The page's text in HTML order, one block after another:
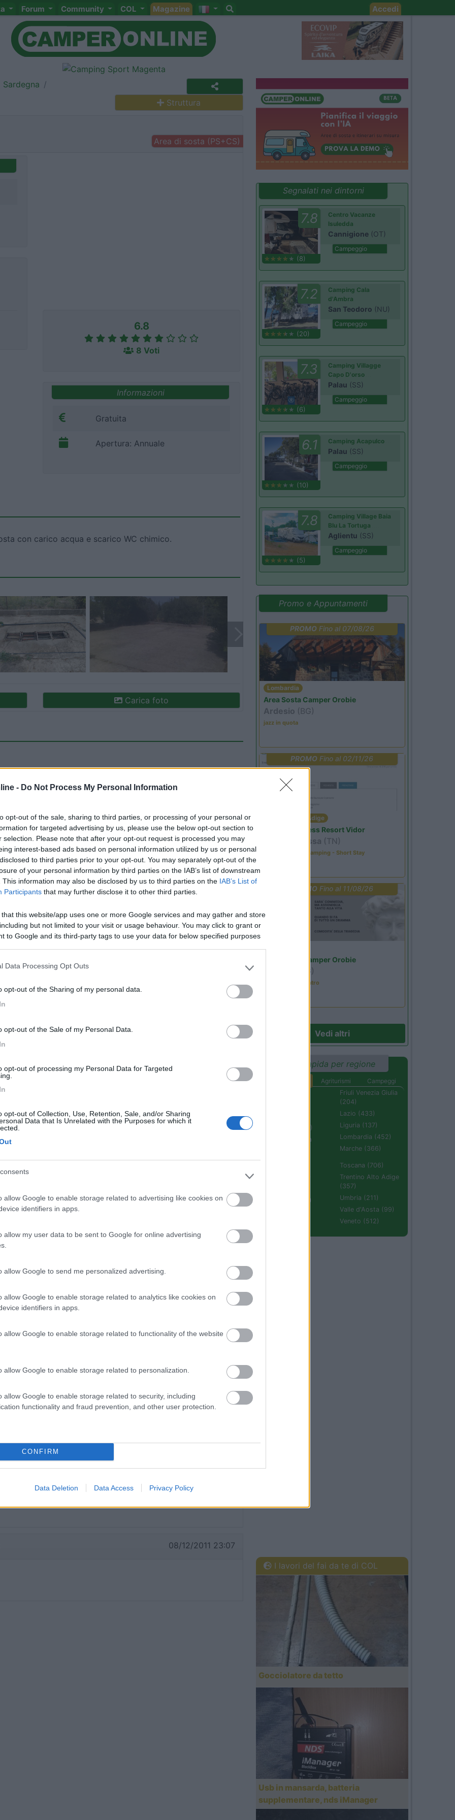
- Do Not Process My Personal Information
opt-out of the sale, sharing to third parties, or processing of your personal or
for targeted advertising by us, please use the below opt-out section to
selection. Please note that after your opt-out request is processed you may
interest-based ads based on personal information utilized by us or personal
to third parties prior to your opt-out. You may separately opt-out of the
of your personal information by third parties on the IAB’s list of downstream
This information may also be disclosed by us to third parties on the IAB’s List of
Participants that may further disclose it to other third parties.
that this website/app uses one or more Google services and may gather and store
but not limited to your visit or usage behaviour. You may click to grant or
to Google and its third-party tags to use your data for below specified purposes
Data Processing Opt Outs
opt-out of the Sharing of my personal data.
opt-out of the Sale of my Personal Data.
opt-out of processing my Personal Data for Targeted
opt-out of Collection, Use, Retention, Sale, and/or Sharing
Data that Is Unrelated with the Purposes for which it
allow Google to enable storage related to advertising like cookies on
identifiers in apps.
allow my user data to be sent to Google for online advertising
allow Google to send me personalized advertising.
allow Google to enable storage related to analytics like cookies on
identifiers in apps.
allow Google to enable storage related to functionality of the website
allow Google to enable storage related to personalization.
allow Google to enable storage related to security, including
functionality and fraud prevention, and other user protection.
CONFIRM
Data Deletion Data Access Privacy Policy
Forum Community COL Magazine Accedi
Sardegna
Struttura
Area di sosta (PS+CS)
6.8
8 Voti
Informazioni
Gratuita
Apertura: Annuale
con carico acqua e scarico WC chimico.
Carica foto
(2) Gestione (2)
Caratteristiche (2)
04/07/2023 1:31
di sosta sono chiuse con la segnalazione di proprietà
delle acque grigie e nere è anch’essa inagibile. Nessun
a disposizione.
21/05/2023 10:27
la notte prima e dopo il traghetto di Olbia.Non c'è lo
nere e carico si. Piazzole in cemento, in piano.
Servizi
in totale abbandono. Peccato, ci sono 4 postazioni ampie.
erbacce che oramai si sono impadronite della zona.
la cassetta WC e le fontanelle sono ancora funzionanti.
pure che non viene utilizzato spesso ma per dormire in
acqua funziona.
ottimi prodotti del territorio
21/08/2016 22:31
08/12/2011 23:07
Segnalati nei dintorni
7.8
(8)
Centro Vacanze
Isuledda
Cannigione (OT)
Campeggio
7.2
(20)
Camping Cala
d'Ambra
San Teodoro (NU)
Campeggio
7.3
(6)
Camping Villagge
Capo D'orso
Palau (SS)
Campeggio
6.1
(10)
Camping Acapulco
Palau (SS)
Campeggio
7.8
(5)
Camping Village Baia
Blu La Tortuga
Aglientu (SS)
Campeggio
Promo e Appuntamenti
PROMOFino al 07/08/26
Lombardia
Area Sosta Camper Orobie
Ardesio (BG)
jazz in quota
PROMO Fino al 02/11/26
Trentino Alto Adige
Family Wellness Resort Vidor
Pozza di Fassa (TN)
Happy & Active Camping - Short Stay
PROMO Fino al 11/08/26
Area Sosta Camper Orobie
(BG)
Incontri con il teatro
Vedi altri
Ricerca rapida per regione
Agriturismi
Campeggi
Campania (236)
Emilia Romagna
Friuli Venezia Giulia
(204)
Lazio (433)
Liguria (137)
Lombardia (452)
Marche (366)
Sardegna (336)
Toscana (706)
Trentino Alto Adige
(357)
Umbria (211)
Valle d'Aosta (99)
Veneto (512)
I lavori del fai da te di COL
Gocciolatore da tetto
Usb in mansarda, batteria
supplementare, nds iManager